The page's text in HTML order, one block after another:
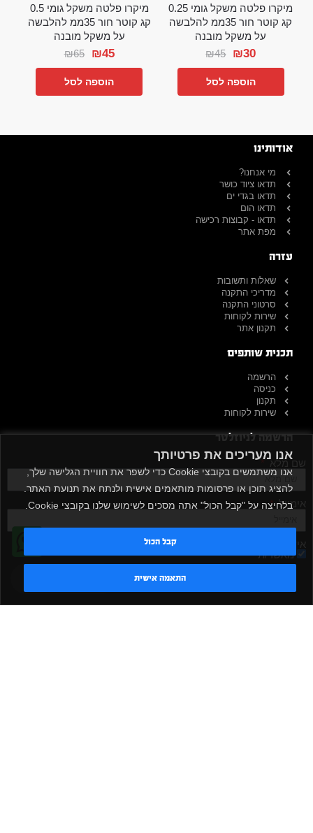
אנו מעריכים את פרטיותך
אנו משתמשים בקובצי Cookie כדי לשפר את חוויית הגלישה שלך,
להציג תוכן או פרסומות מותאמים אישית ולנתח את תנועת האתר.
בלחיצה על "קבל הכול" אתה מסכים לשימוש שלנו בקובצי Cookie.
התאמה אישית
קבל הכול
מיקרו פלטה משקל גומי 0.25
קג קוטר חור 35ממ להלבשה
על משקל מובנה
₪45 ₪30
הוספה לסל
מיקרו פלטה משקל גומי 0.5
קג קוטר חור 35ממ להלבשה
על משקל מובנה
₪65 ₪45
הוספה לסל
אודותינו
מי אנחנו?
תדאו ציוד כושר
תדאו בגדי ים
תדאו הום
תדאו - קבוצות רכישה
מפת אתר
עזרה
שאלות ותשובות
מדריכי התקנה
סרטוני התקנה
שירות לקוחות
תקנון אתר
תכנית שותפים
הרשמה
כניסה
תקנון
שירות לקוחות
הרשמה לניוזלטר
שם מלא
אימייל
אישור קבלת דיוור
מאשר/ת